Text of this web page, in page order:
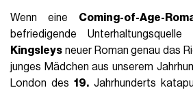
Wenn eine Coming-of-Age-
befriedigende
Kingsleys neuer Roman genau das
junges Mädchen aus unserem
London des19. Jahrhunderts